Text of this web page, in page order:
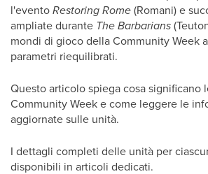
l'eventoRestoring Rome(Romani) e
ampliate durante The Barbarians
mondi di gioco della Community Week
parametri riequilibrati.
Questo articolo spiega cosa significano
Community Week e come leggere le
aggiornate sulle unità.
I dettagli completi delle unità per
disponibili in articoli dedicati.